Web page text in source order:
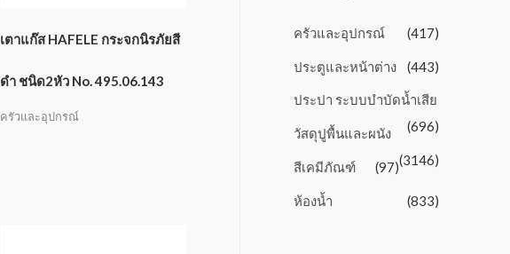
เตาแก๊ส HAFELE กระจกนิรภัยสี
ดำ ชนิด2หัว No. 495.06.143
ครัวและอุปกรณ์
ครัวและอุปกรณ์ (417)
ประตูและหน้าต่าง (443)
ประปา ระบบบำบัดน้ำเสีย
(696)
วัสดุปูพื้นและผนัง
(3146)
สีเคมีภัณฑ์ (97)
ห้องน้ำ (833)